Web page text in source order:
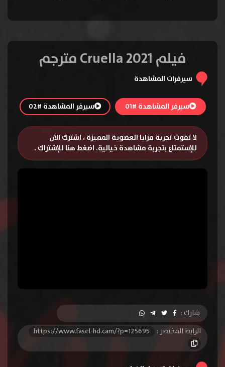
فيلم Cruella 2021 مترجم
سيرفرات المشاهدة
سيرفر المشاهدة #01 سيرفر المشاهدة #02
لا تفوت تجربة مزايا العضوية المميزة ، اشترك الان
للإستمتاع بتجربة مشاهدة خيالية. اضغط هنا للإشتراك .
شارك :
الرابط المختصر :
https://www.fasel-hd.cam/?p=125695